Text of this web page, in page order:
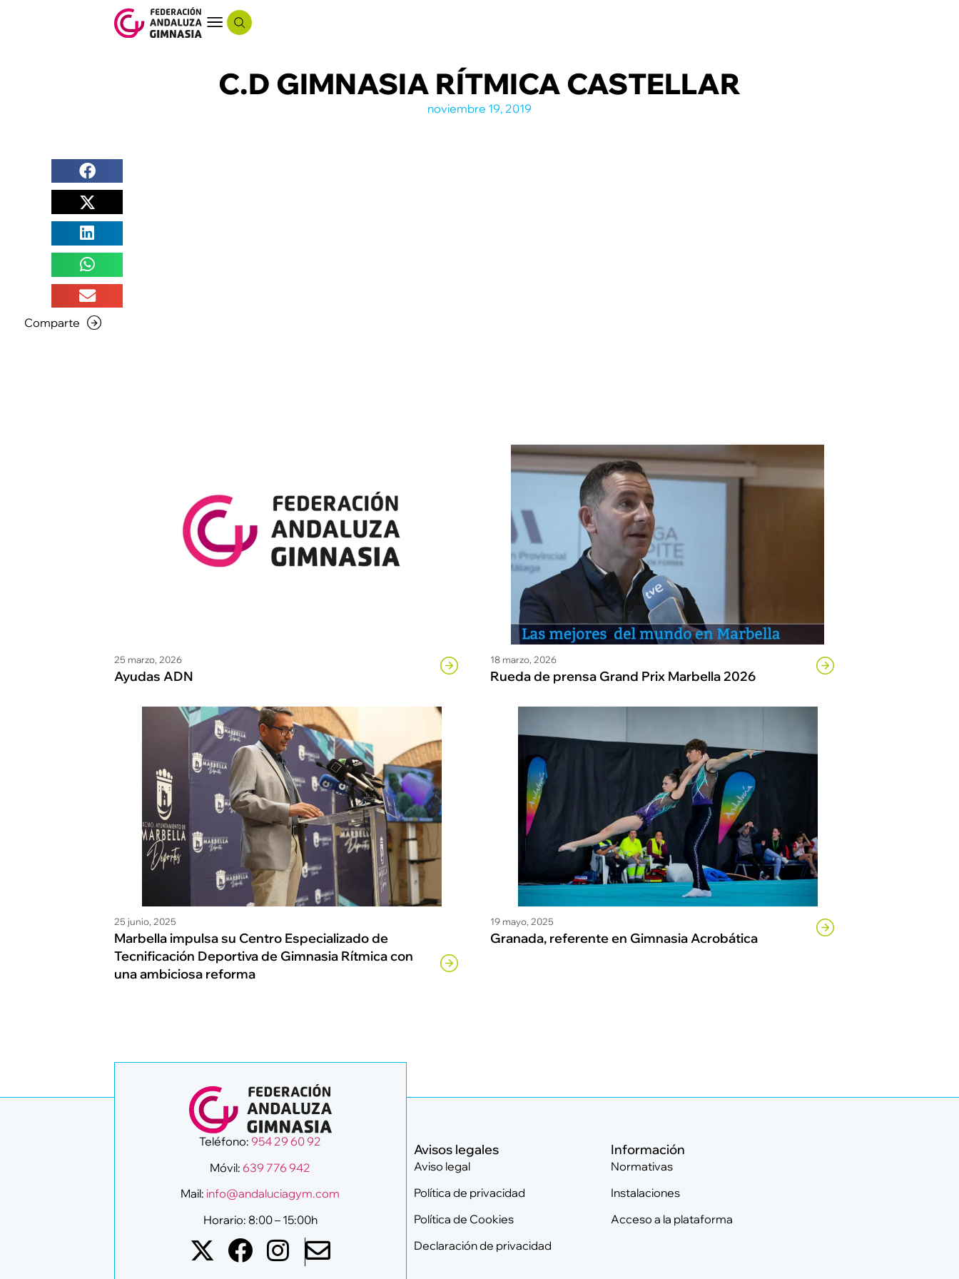
C.D GIMNASIA RÍTMICA CASTELLAR
noviembre 19, 2019
Comparte
25 marzo, 2026
Ayudas ADN
18 marzo, 2026
Rueda de prensa Grand Prix Marbella 2026
25 junio, 2025
Marbella impulsa su Centro Especializado de
Tecnificación Deportiva de Gimnasia Rítmica con
una ambiciosa reforma
19 mayo, 2025
Granada, referente en Gimnasia Acrobática
Teléfono:954 29 60 92
Móvil: 639 776 942
Mail: info@andaluciagym.com
Horario: 8:00 – 15:00h
Avisos legales
Aviso legal
Política de privacidad
Política de Cookies
Declaración de privacidad
Información
Normativas
Instalaciones
Acceso a la plataforma